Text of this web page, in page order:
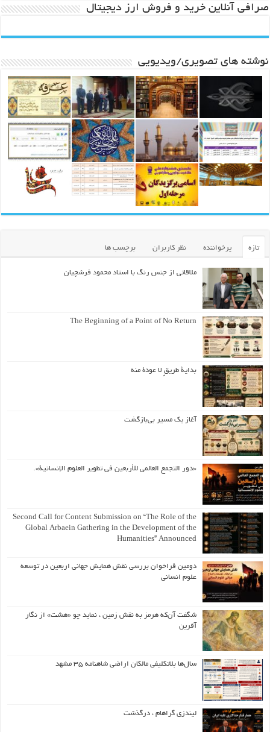
صرافی آنلاین خرید و فروش ارز دیجیتال
نوشته های تصویری/ویدیویی
تازه پرخواننده نظر کاربران برچسب ها
ملاقاتی از جنس رنگ با استاد محمود فرشچیان
The Beginning of a Point of No Return
بداية طريقٍ لا عودة منه
آغاز یک مسیر بی‌بازگشت
«دور التجمع العالمي للأربعين في تطوير العلوم الإنسانية».
Second Call for Content Submission on “The Role of the
Global Arbaein Gathering in the Development of the
Humanities” Announced
دومین فراخوان بررسی نقش همایش جهانی اربعین در توسعه
علوم انسانی
شگفت آن‌که هرمز به نقش زمین ، نماید چو «هشت» از نگار
آفرین
سال‌ها بلاتکلیفی مالکان اراضی شاهنامه ۳۵ مشهد
لیندزی گراهام ، درگذشت